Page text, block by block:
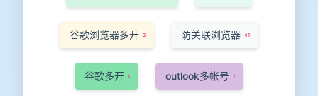
谷歌浏览器多开 2 防关联浏览器 41
谷歌多开 1 outlook多帐号 1